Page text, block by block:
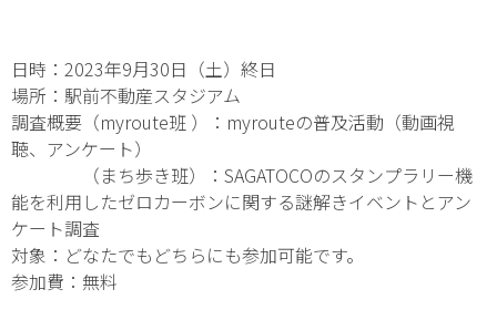
日時：2023年9月30日（土）終日
場所：駅前不動産スタジアム
調査概要（myroute班 ）：myrouteの普及活動（動画視
聴、アンケート）
（まち歩き班）：SAGATOCOのスタンプラリー機
能を利用したゼロカーボンに関する謎解きイベントとアン
ケート調査
対象：どなたでもどちらにも参加可能です。
参加費：無料